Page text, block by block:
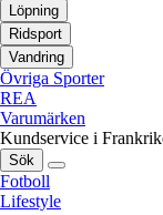
Löpning
Ridsport
Vandring
Övriga Sporter
REA
Varumärken
Kundservice i
Sök
Fotboll
Lifestyle